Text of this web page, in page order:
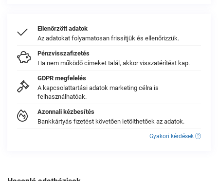
Ellenőrzött adatok
Az adatokat folyamatosan frissítjük és ellenőrizzük.
Pénzvisszafizetés
Ha nem működő címeket talál, akkor visszatérítést kap.
GDPR megfelelés
A kapcsolattartási adatok marketing célra is
felhasználhatóak.
Azonnali kézbesítés
Bankkártyás fizetést követően letölthetőek az adatok.
Gyakori kérdések